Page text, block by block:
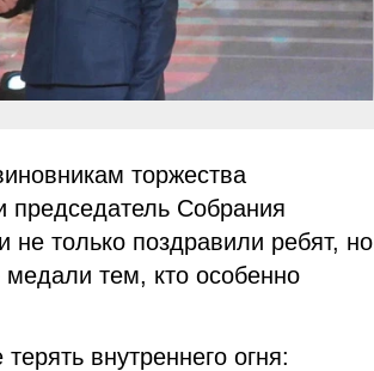
торжества
председатель Собрания
только поздравили ребят, но
тем, кто особенно
внутреннего огня: